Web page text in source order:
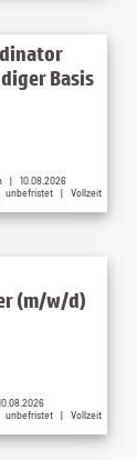
Basis
10.08.2026
unbefristet | Vollzeit
(m/w/d)
unbefristet | Vollzeit